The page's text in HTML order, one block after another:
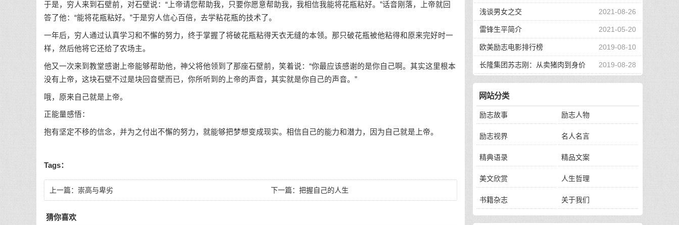
于是，穷人来到石壁前，对石壁说：“上帝请您帮助我，只要你愿意帮助我，我相信我能将花瓶粘好。”话音刚落，上帝就回
答了他：“能将花瓶粘好。”于是穷人信心百倍，去学粘花瓶的技术了。
一年后，穷人通过认真学习和不懈的努力，终于掌握了将破花瓶粘得天衣无缝的本领。那只破花瓶被他粘得和原来完好时一
样，然后他将它还给了农场主。
他又一次来到教堂感谢上帝能够帮助他，神父将他领到了那座石壁前，笑着说：“你最应该感谢的是你自己啊。其实这里根本
没有上帝，这块石壁不过是块回音壁而已，你所听到的上帝的声音，其实就是你自己的声音。”
哦，原来自己就是上帝。
正能量感悟：
抱有坚定不移的信念，并为之付出不懈的努力，就能够把梦想变成现实。相信自己的能力和潜力，因为自己就是上帝。
Tags：
上一篇： 崇高与卑劣 下一篇：把握自己的人生
猜你喜欢
2021-08-26
浅谈男女之交
2021-05-20
雷锋生平简介
2019-08-10
欧美励志电影排行榜
2019-08-28
长隆集团苏志刚：从卖猪肉到身价
130亿，他的秘诀是？
网站分类
励志故事 励志人物
励志视界 名人名言
精典语录 精品文案
美文欣赏 人生哲理
书籍杂志 关于我们